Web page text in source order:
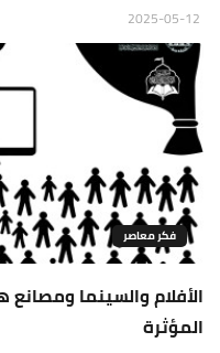
فكر معاصر
الأفلام والسينما
المؤثرة